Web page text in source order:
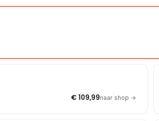
€ 109,99naar shop →